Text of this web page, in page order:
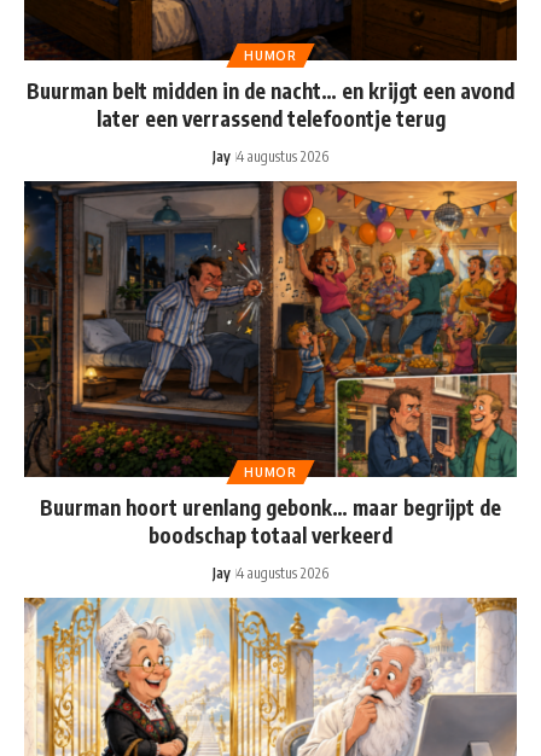
HUMOR
Buurman belt midden in de nacht… en krijgt een avond
later een verrassend telefoontje terug
Jay 4 augustus 2026
HUMOR
Buurman hoort urenlang gebonk… maar begrijpt de
boodschap totaal verkeerd
Jay 4 augustus 2026